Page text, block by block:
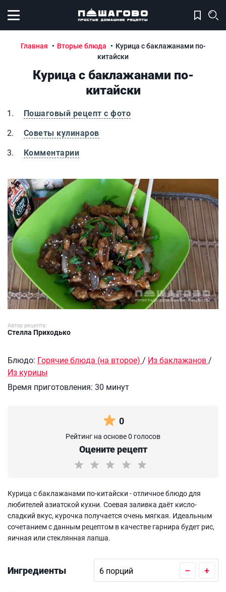
Открыть меню
Главная Вторые блюда
Курица с баклажанами по-
китайски
Курица с баклажанами по-
китайски
Пошаговый рецепт с фото
Советы кулинаров
Комментарии
Курица с баклажанами по-китайски
Автор рецепта:
Стелла Приходько
Блюдо: Горячие блюда (на второе) / Из баклажанов/
Из курицы
Время приготовления: 30 минут
0
Рейтинг на основе 0 голосов
Оцените рецепт
Курица с баклажанами по-китайски - отличное блюдо для
любителей азиатской кухни. Соевая заливка даёт кисло-
сладкий вкус, курочка получается очень мягкая. Идеальным
сочетанием с данным рецептом в качестве гарнира будет рис,
яичная или стеклянная лапша.
Ингредиенты – +